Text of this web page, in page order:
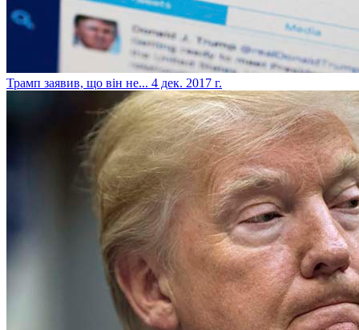
​Трамп заявив, що він не... 4 дек. 2017 г.